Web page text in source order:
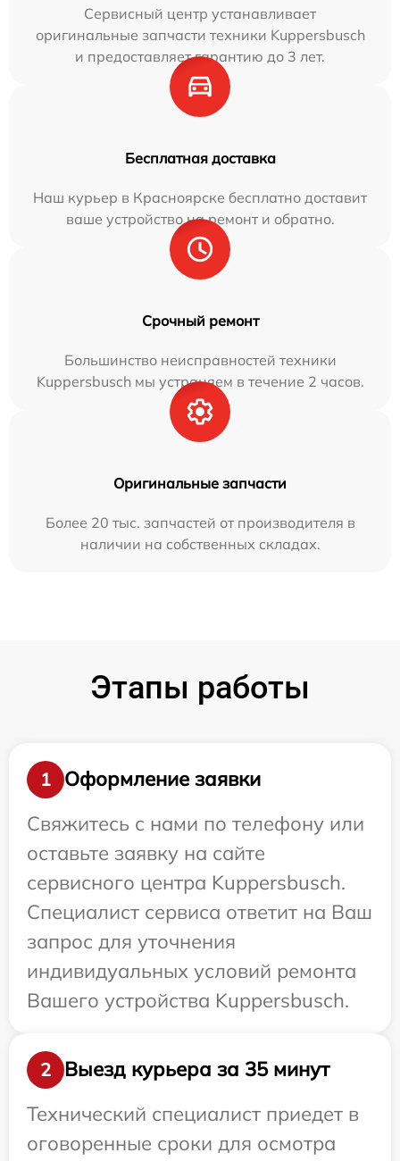
Сервисный центр устанавливает
оригинальные запчасти техники Kuppersbusch
и предоставляет гарантию до 3 лет.
Бесплатная доставка
Наш курьер в Красноярске бесплатно доставит
ваше устройство на ремонт и обратно.
Срочный ремонт
Большинство неисправностей техники
Kuppersbusch мы устраняем в течение 2 часов.
Оригинальные запчасти
Более 20 тыс. запчастей от производителя в
наличии на собственных складах.
Этапы работы
1
Оформление заявки
Свяжитесь с нами по телефону или
оставьте заявку на сайте
сервисного центра Kuppersbusch.
Специалист сервиса ответит на Ваш
запрос для уточнения
индивидуальных условий ремонта
Вашего устройства Kuppersbusch.
2
Выезд курьера за 35 минут
Технический специалист приедет в
оговоренные сроки для осмотра